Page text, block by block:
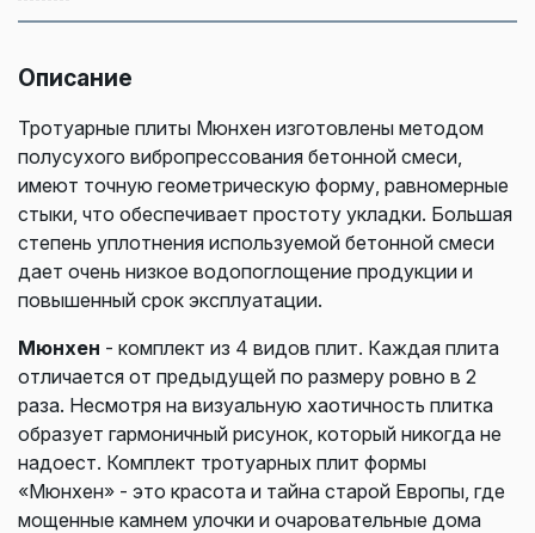
Описание
Тротуарные плиты Мюнхен изготовлены методом
полусухого вибропрессования бетонной смеси,
имеют точную геометрическую форму, равномерные
стыки, что обеспечивает простоту укладки. Большая
степень уплотнения используемой бетонной смеси
дает очень низкое водопоглощение продукции и
повышенный срок эксплуатации.
Мюнхен - комплект из 4 видов плит. Каждая плита
отличается от предыдущей по размеру ровно в 2
раза. Несмотря на визуальную хаотичность плитка
образует гармоничный рисунок, который никогда не
надоест. Комплект тротуарных плит формы
«Мюнхен» - это красота и тайна старой Европы, где
мощенные камнем улочки и очаровательные дома